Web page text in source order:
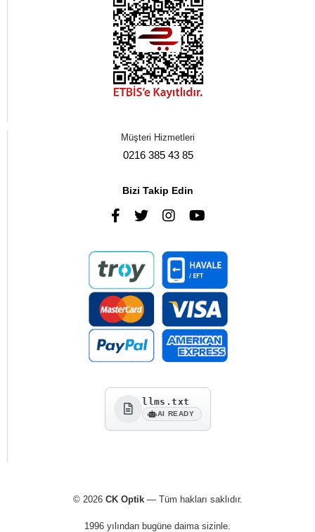
Müşteri Hizmetleri
0216 385 43 85
Bizi Takip Edin
llms.txt
AI READY
© 2026 CK Optik— Tüm hakları saklıdır.
1996 yılından bugüne daima sizinle.